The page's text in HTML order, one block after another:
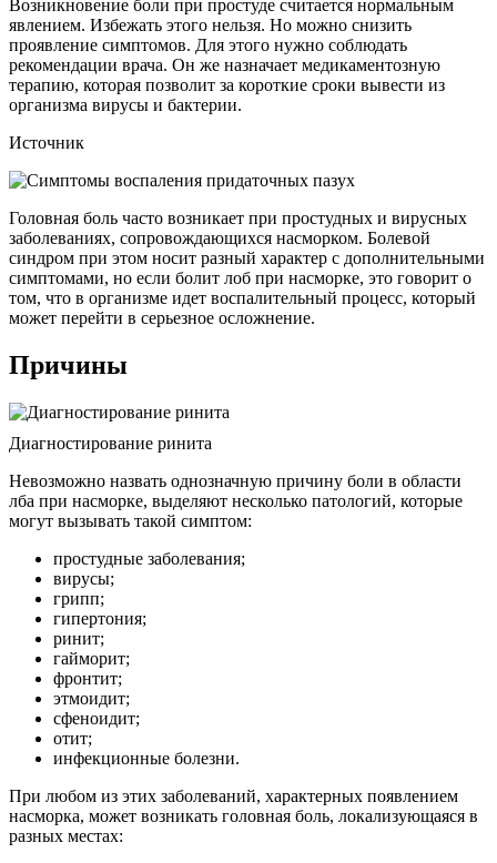
Возникновение боли при простуде считается нормальным
явлением. Избежать этого нельзя. Но можно снизить
проявление симптомов. Для этого нужно соблюдать
рекомендации врача. Он же назначает медикаментозную
терапию, которая позволит за короткие сроки вывести из
организма вирусы и бактерии.
Источник
Головная боль часто возникает при простудных и вирусных
заболеваниях, сопровождающихся насморком. Болевой
синдром при этом носит разный характер с дополнительными
симптомами, но если болит лоб при насморке, это говорит о
том, что в организме идет воспалительный процесс, который
может перейти в серьезное осложнение.
Причины
Диагностирование ринита
Невозможно назвать однозначную причину боли в области
лба при насморке, выделяют несколько патологий, которые
могут вызывать такой симптом:
простудные заболевания;
вирусы;
грипп;
гипертония;
ринит;
гайморит;
фронтит;
этмоидит;
сфеноидит;
отит;
инфекционные болезни.
При любом из этих заболеваний, характерных появлением
насморка, может возникать головная боль, локализующаяся в
разных местах: